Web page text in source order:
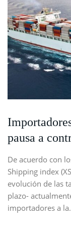
pausa a
De acuerdo con
Shipping index
evolución de las
plazo-
importadores a